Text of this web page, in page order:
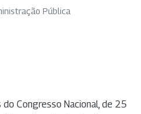
Pública
Congresso Nacional, de 25